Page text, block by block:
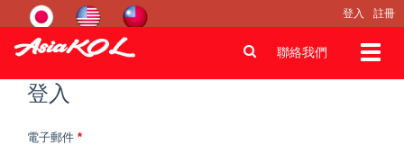
登入 註冊
聯絡我們
登入
電子郵件 *